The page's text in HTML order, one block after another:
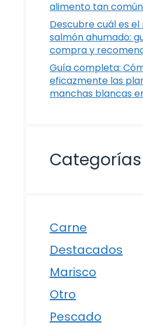
alimento tan común
Descubre cuál es
salmón ahumado:
compra y
Guía completa:
eficazmente las
manchas blancas
Categorías
Carne
Destacados
Marisco
Otro
Pescado